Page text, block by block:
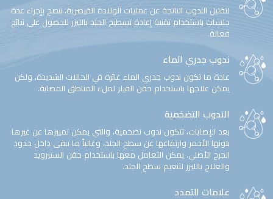
لتقليل الندوب الناتجة عن عمليات الولادة القيصرية، ننصح بإجراء عدة
جلسات باستخدام تقنية إعادة تسطيح الجلد بالليزر للحصول على نتائج
فعالة.
ندوب جدري الماء
عادة ما تكون ندوب جدري الماء غائرة في الحالات الشديدة، ولكن
يمكن علاجها باستخدام حقن الفيلر لملء المناطق المصابة.
الندوب التضخمية
بعد الإصابات، تتكون ندوب تضخمية، والتي يمكن تمييزها عن غيرها
بلونها الأحمر وارتفاعها عن سطح الجلد، وغالباً ما تبقى داخل حدود
الجرح الأصلي. يمكن التعامل معها باستخدام حقن الستيرويد
والعلاج بالليزر لتنعيم سطح الجلد.
علامات التمدد